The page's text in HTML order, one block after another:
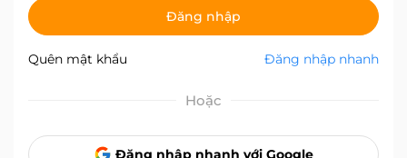
Đăng nhập
Quên mật khẩu Đăng nhập nhanh
Hoặc
Đăng nhập nhanh với Google